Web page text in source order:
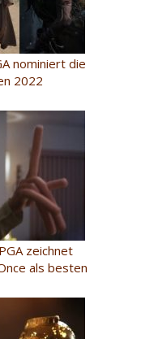
nominiert die
2022
zeichnet
als besten